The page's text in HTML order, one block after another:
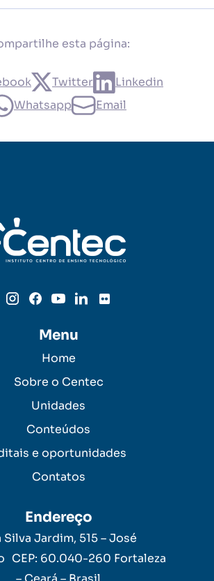
esta página:
Twitter
Linkedin
Whatsapp
Email
Menu
Home
Sobre o Centec
Unidades
Conteúdos
e oportunidades
Contatos
Endereço
Silva Jardim, 515 – José
CEP: 60.040-260 Fortaleza